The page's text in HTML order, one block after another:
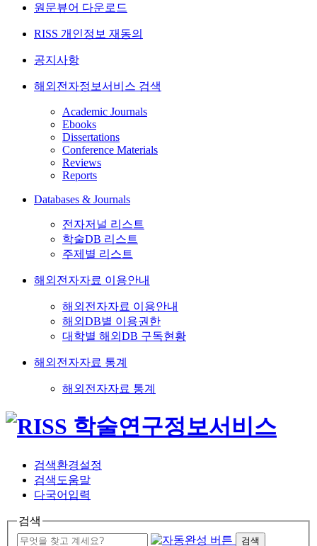
원문뷰어 다운로드
RISS 개인정보 재동의
공지사항
해외전자정보서비스 검색
Academic Journals
Ebooks
Dissertations
Conference Materials
Reviews
Reports
Databases & Journals
전자저널 리스트
학술DB 리스트
주제별 리스트
해외전자자료 이용안내
해외전자자료 이용안내
해외DB별 이용권한
대학별 해외DB 구독현황
해외전자자료 통계
해외전자자료 통계
검색환경설정
검색도움말
다국어입력
검색
검색